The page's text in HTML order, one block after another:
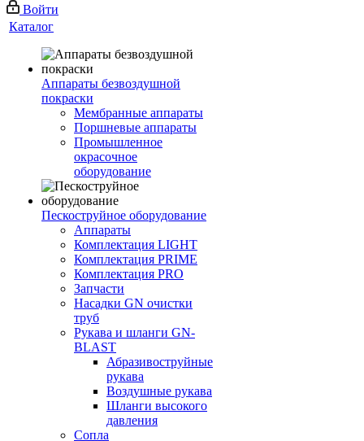
Войти
Каталог
Аппараты безвоздушной
покраски
Мембранные аппараты
Поршневые аппараты
Промышленное
окрасочное
оборудование
Пескоструйное оборудование
Аппараты
Комплектация LIGHT
Комплектация PRIME
Комплектация PRO
Запчасти
Насадки GN очистки
труб
Рукава и шланги GN-
BLAST
Абразивоструйные
рукава
Воздушные рукава
Шланги высокого
давления
Сопла